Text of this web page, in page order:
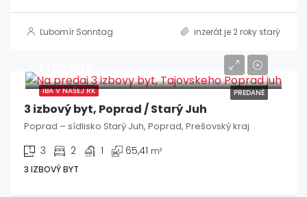
Ľubomír Sonntag inzerát je 2 roky starý
IBA V NAŠEJ RK PREDANÉ
3 izbový byt, Poprad / Starý Juh
Poprad – sídlisko Starý Juh, Poprad, Prešovský kraj
3 2 1 65,41 m²
3 IZBOVÝ BYT